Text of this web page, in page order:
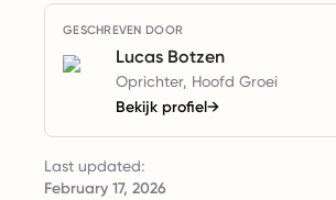
GESCHREVEN DOOR
Lucas Botzen
Oprichter, Hoofd Groei
Bekijk profiel→
Last updated:
February 17, 2026